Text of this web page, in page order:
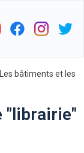
Les bâtiments et les
"librairie"